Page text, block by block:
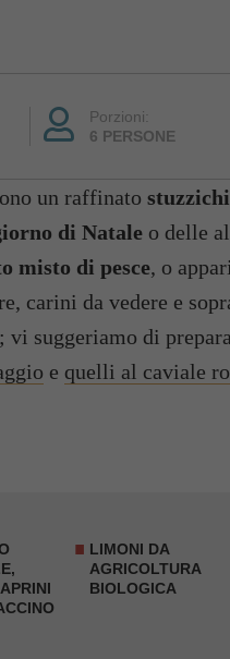
Porzioni:
6 PERSONE
un raffinato
di Natale o delle
misto di pesce, o
carini da vedere e
vi suggeriamo di
e quelli al caviale
LIMONI DA
AGRICOLTURA
BIOLOGICA